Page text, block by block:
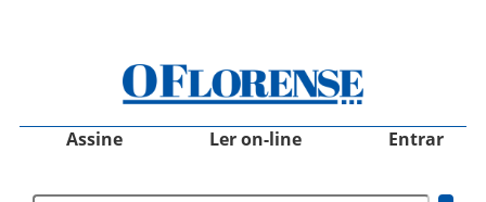
Assine Ler on-line Entrar